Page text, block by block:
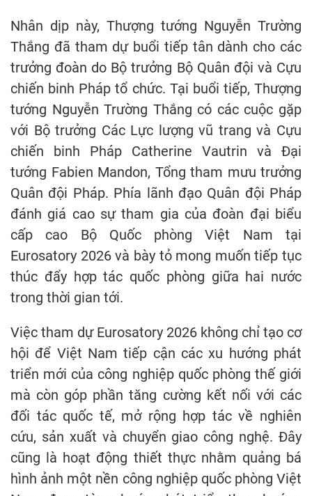
Nhân dịp này, Thượng tướng Nguyễn Trường
Thắng đã tham dự buổi tiếp tân dành cho các
trưởng đoàn do Bộ trưởng Bộ Quân đội và Cựu
chiến binh Pháp tổ chức. Tại buổi tiếp, Thượng
tướng Nguyễn Trường Thắng có các cuộc gặp
với Bộ trưởng Các Lực lượng vũ trang và Cựu
chiến binh Pháp Catherine Vautrin và Đại
tướng Fabien Mandon, Tổng tham mưu trưởng
Quân đội Pháp. Phía lãnh đạo Quân đội Pháp
đánh giá cao sự tham gia của đoàn đại biểu
cấp cao Bộ Quốc phòng Việt Nam tại
Eurosatory 2026 và bày tỏ mong muốn tiếp tục
thúc đẩy hợp tác quốc phòng giữa hai nước
trong thời gian tới.
Việc tham dự Eurosatory 2026 không chỉ tạo cơ
hội để Việt Nam tiếp cận các xu hướng phát
triển mới của công nghiệp quốc phòng thế giới
mà còn góp phần tăng cường kết nối với các
đối tác quốc tế, mở rộng hợp tác về nghiên
cứu, sản xuất và chuyển giao công nghệ. Đây
cũng là hoạt động thiết thực nhằm quảng bá
hình ảnh một nền công nghiệp quốc phòng Việt